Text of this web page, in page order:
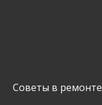
Советы в ремонте